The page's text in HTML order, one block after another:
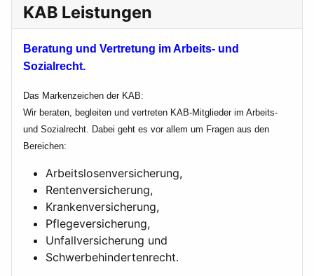
KAB Leistungen
Beratung und Vertretung im Arbeits- und
Sozialrecht.
Das Markenzeichen der KAB:
Wir beraten, begleiten und vertreten KAB-Mitglieder im Arbeits-
und Sozialrecht. Dabei geht es vor allem um Fragen aus den
Bereichen:
Arbeitslosenversicherung,
Rentenversicherung,
Krankenversicherung,
Pflegeversicherung,
Unfallversicherung und
Schwerbehindertenrecht.